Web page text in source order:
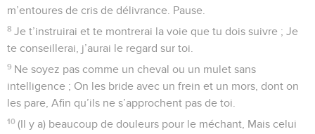
m’entoures de cris de délivrance. Pause.
8 Je t’instruirai et te montrerai la voie que tu dois suivre ; Je
te conseillerai, j’aurai le regard sur toi.
9 Ne soyez pas comme un cheval ou un mulet sans
intelligence ; On les bride avec un frein et un mors, dont on
les pare, Afin qu’ils ne s’approchent pas de toi.
10 (Il y a) beaucoup de douleurs pour le méchant, Mais celui